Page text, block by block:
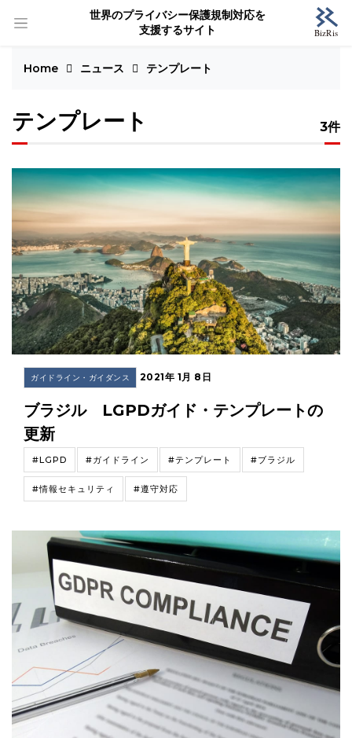
世界のプライバシー保護規制対応を
支援するサイト
Home ニュース テンプレート
テンプレート 3件
ガイドライン・ガイダンス 2021年 1月 8日
ブラジル LGPDガイド・テンプレートの
更新
#LGPD #ガイドライン #テンプレート #ブラジル
#情報セキュリティ #遵守対応